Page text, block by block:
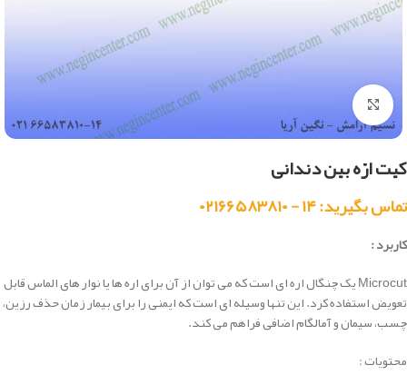
بزرگنمایی تصویر
کیت ارّه بین دندانی
تماس بگیرید: ۱۴ - ۰۲۱۶۶۵۸۳۸۱۰
کاربرد :
Microcut یک چنگال اره ای است که می توان از آن برای اره ها یا نوار های الماس قابل
تعویض استفاده کرد. این تنها وسیله ای است که ایمنی را برای بیمار زمان حذف رزین،
چسب، سیمان وآمالگاماضافی فراهم می کند.
محتویات :